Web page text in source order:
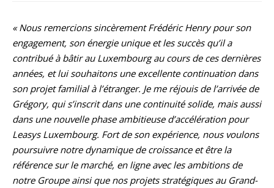
« Nous remercions sincèrement Frédéric Henry pour son
engagement, son énergie unique et les succès qu’il a
contribué à bâtir au Luxembourg au cours de ces dernières
années, et lui souhaitons une excellente continuation dans
son projet familial à l’étranger. Je me réjouis de l’arrivée de
Grégory, qui s’inscrit dans une continuité solide, mais aussi
dans une nouvelle phase ambitieuse d’accélération pour
Leasys Luxembourg. Fort de son expérience, nous voulons
poursuivre notre dynamique de croissance et être la
référence sur le marché, en ligne avec les ambitions de
notre Groupe ainsi que nos projets stratégiques au Grand-